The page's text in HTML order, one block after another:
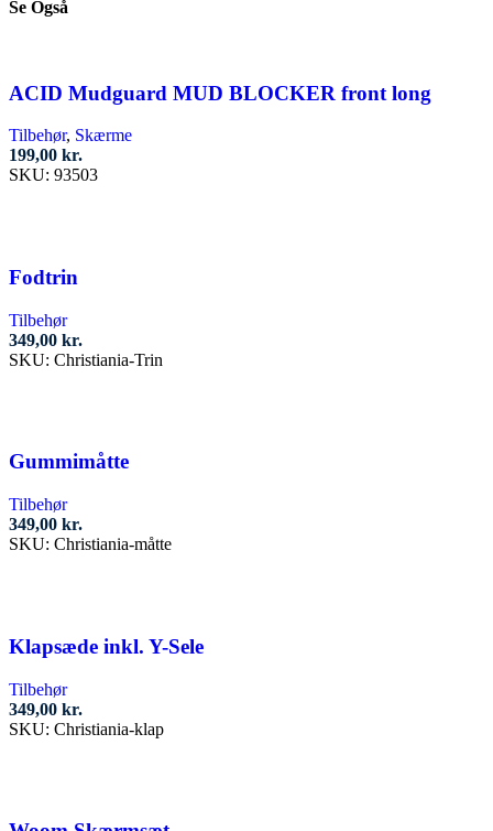
Se Også
ACID Mudguard MUD BLOCKER front long
Tilbehør, Skærme
199,00 kr.
SKU: 93503
Fodtrin
Tilbehør
349,00 kr.
SKU: Christiania-Trin
Gummimåtte
Tilbehør
349,00 kr.
SKU: Christiania-måtte
Klapsæde inkl. Y-Sele
Tilbehør
349,00 kr.
SKU: Christiania-klap